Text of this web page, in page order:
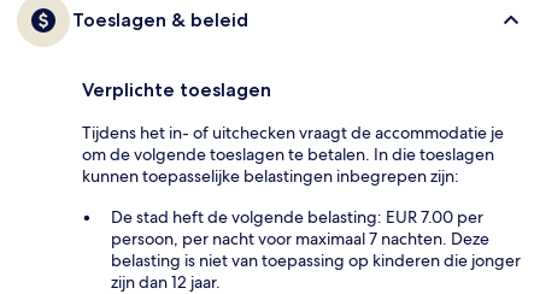
Toeslagen & beleid
Verplichte toeslagen
Tijdens het in- of uitchecken vraagt de accommodatie je
om de volgende toeslagen te betalen. In die toeslagen
kunnen toepasselijke belastingen inbegrepen zijn:
De stad heft de volgende belasting: EUR 7.00 per
persoon, per nacht voor maximaal 7 nachten. Deze
belasting is niet van toepassing op kinderen die jonger
zijn dan 12 jaar.